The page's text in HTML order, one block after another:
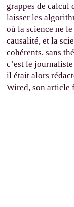
grappes de calcul
laisser les
où la science ne
causalité, et la
cohérents, sans
c’est le
il était alors
Wired, son article